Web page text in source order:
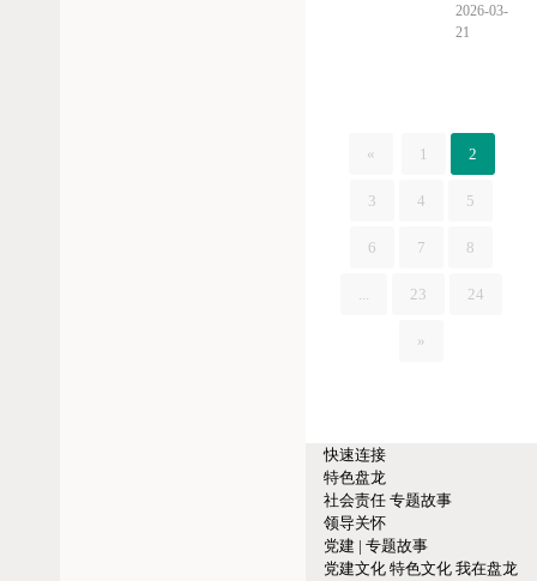
2026-03-
21
« 1 2
3 4 5
6 7 8
... 23 24
»
快速连接
特色盘龙
社会责任 专题故事
领导关怀
党建 | 专题故事
党建文化 特色文化 我在盘龙